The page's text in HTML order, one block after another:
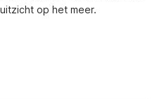
op het meer.